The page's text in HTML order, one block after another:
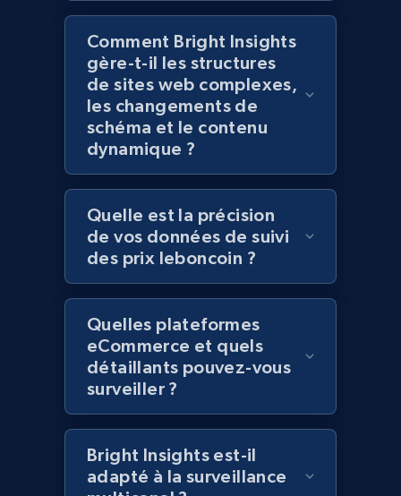
Amazon products global dataset - Collects
products by best sellers category URL
Title, Seller name, Brand, Description, Initial
price, Currency, Availability, Reviews count, and
2.1K+ 375+
Amazon products global dataset - Collect
Amazon products by seller URL
Title, Seller name, Brand, Description, Initial
price, Currency, Availability, Reviews count, and
2.1K+ 375+
Amazon products global dataset - Collect
Comment Bright Insights
gère-t-il les structures
de sites web complexes,
les changements de
schéma et le contenu
dynamique ?
Quelle est la précision
de vos données de suivi
des prix leboncoin ?
Quelles plateformes
eCommerce et quels
détaillants pouvez-vous
surveiller ?
Bright Insights est-il
adapté à la surveillance